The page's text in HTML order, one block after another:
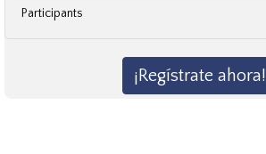
Participants
¡Regístrate ahora!